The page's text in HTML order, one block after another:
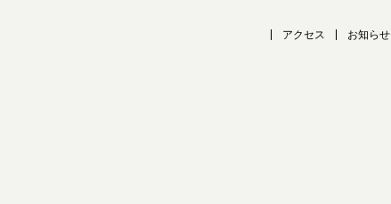
アクセス お知らせ